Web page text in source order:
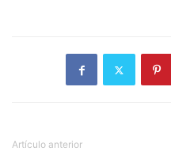
Artículo anterior